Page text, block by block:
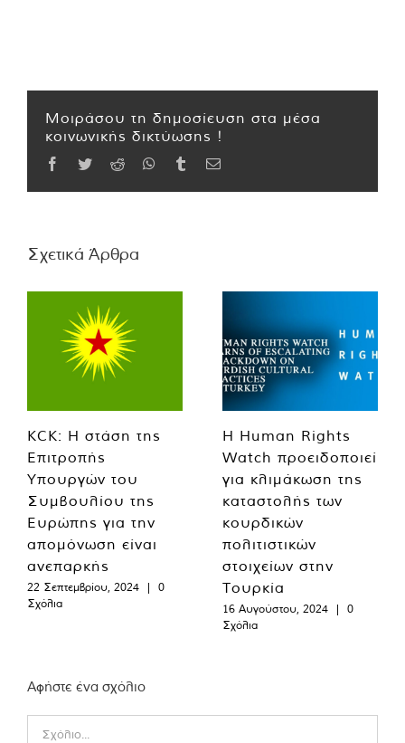
Μοιράσου τη δημοσίευση στα μέσα
κοινωνικής δικτύωσης !
Facebook
TwitterReddit WhatsApp
TumblrEmail
Σχετικά Άρθρα
KCK: Η στάση της
Επιτροπής
Υπουργών του
Συμβουλίου της
Ευρώπης για την
απομόνωση είναι
ανεπαρκής
22 Σεπτεμβρίου, 2024 |
0
Σχόλια
Η Human Rights
Watch προειδοποιεί
για κλιμάκωση της
καταστολής των
κουρδικών
πολιτιστικών
στοιχείων στην
Τουρκία
16 Αυγούστου, 2024 |
0
Σχόλια
Αφήστε ένα σχόλιο